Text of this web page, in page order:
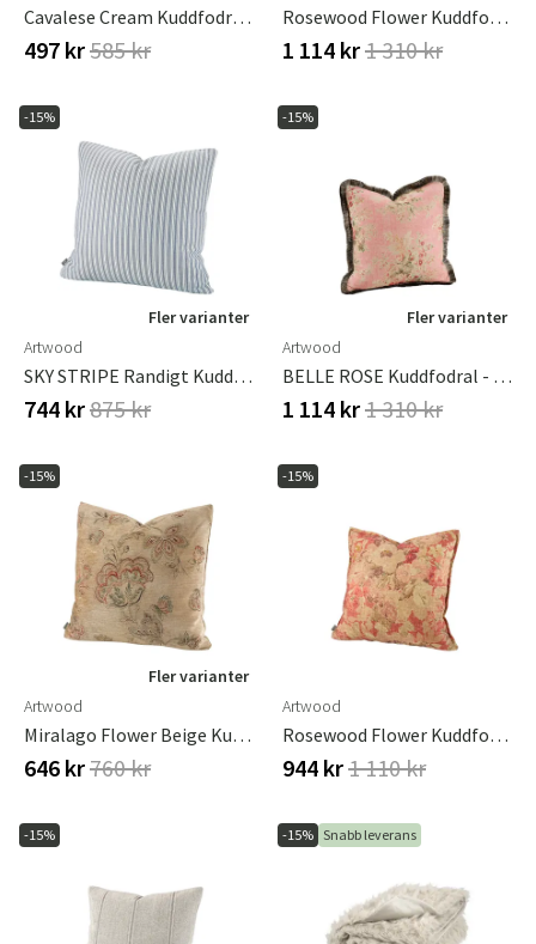
Cavalese Cream Kuddfodral 60x60 Cm
497 kr585 kr
Rosewood Flower Kuddfodral Med Fransar - 50x50 Cm
1 114 kr1 310 kr
-15%
Fler varianter
Artwood
SKY STRIPE Randigt Kuddfodral - 60x60
744 kr875 kr
-15%
Fler varianter
Artwood
BELLE ROSE Kuddfodral - 50x50
1 114 kr1 310 kr
-15%
Fler varianter
Artwood
Miralago Flower Beige Kuddfodral Plain 50X50
646 kr760 kr
-15%
Artwood
Rosewood Flower Kuddfodral - 50x50 Cm
944 kr1 110 kr
-15% -15% Snabb leverans